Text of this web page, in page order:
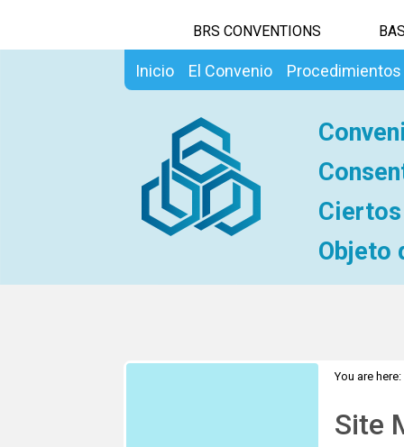
BRS CONVENTIONS
Inicio El Convenio Procedimientos
Objeto
You are here:
Site